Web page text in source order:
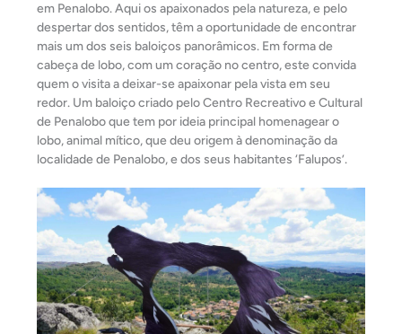
em Penalobo. Aqui os apaixonados pela natureza, e pelo
despertar dos sentidos, têm a oportunidade de encontrar
mais um dos seis baloiços panorâmicos. Em forma de
cabeça de lobo, com um coração no centro, este convida
quem o visita a deixar-se apaixonar pela vista em seu
redor. Um baloiço criado pelo Centro Recreativo e Cultural
de Penalobo que tem por ideia principal homenagear o
lobo, animal mítico, que deu origem à denominação da
localidade de Penalobo, e dos seus habitantes ‘Falupos’.